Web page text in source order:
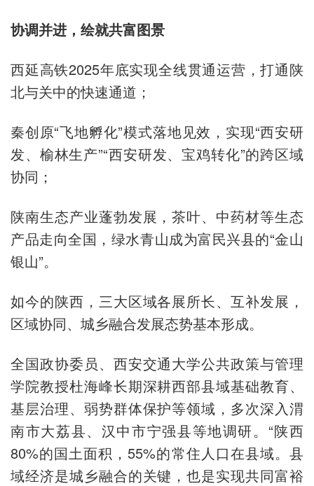
协调并进，绘就共富图景
西延高铁2025年底实现全线贯通运营，打通陕
北与关中的快速通道；
秦创原“飞地孵化”模式落地见效，实现“西安研
发、榆林生产”“西安研发、宝鸡转化”的跨区域
协同；
陕南生态产业蓬勃发展，茶叶、中药材等生态
产品走向全国，绿水青山成为富民兴县的“金山
银山”。
如今的陕西，三大区域各展所长、互补发展，
区域协同、城乡融合发展态势基本形成。
全国政协委员、西安交通大学公共政策与管理
学院教授杜海峰长期深耕西部县域基础教育、
基层治理、弱势群体保护等领域，多次深入渭
南市大荔县、汉中市宁强县等地调研。“陕西
80%的国土面积，55%的常住人口在县域。县
域经济是城乡融合的关键，也是实现共同富裕